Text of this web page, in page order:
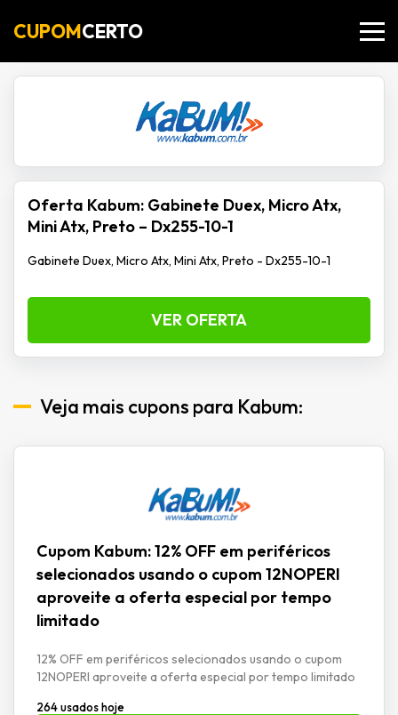
CUPOMCERTO
Oferta Kabum: Gabinete Duex, Micro Atx,
Mini Atx, Preto – Dx255-10-1
Gabinete Duex, Micro Atx, Mini Atx, Preto - Dx255-10-1
VER OFERTA
Veja mais cupons para Kabum:
Cupom Kabum: 12% OFF em periféricos
selecionados usando o cupom 12NOPERI
aproveite a oferta especial por tempo
limitado
12% OFF em periféricos selecionados usando o cupom
12NOPERI aproveite a oferta especial por tempo limitado
264 usados hoje